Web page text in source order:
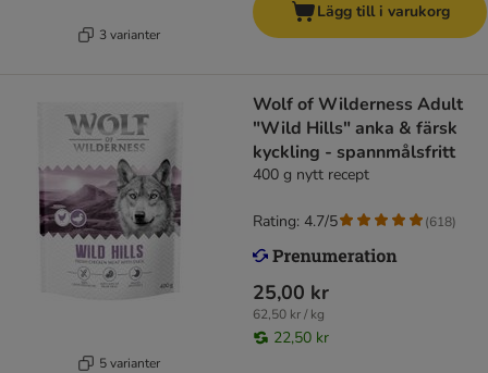
3 varianter
Lägg till i varukorg
5 varianter
Wolf of Wilderness Adult
"Wild Hills" anka & färsk
kyckling - spannmålsfritt
400 g nytt recept
25,00 kr
62,50 kr / kg
22,50 kr
Rating: 4.7/5 (618)